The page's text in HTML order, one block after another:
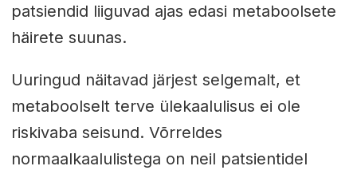
patsiendid liiguvad ajas edasi metaboolsete
häirete suunas.
Uuringud näitavad järjest selgemalt, et
metaboolselt terve ülekaalulisus ei ole
riskivaba seisund. Võrreldes
normaalkaalulistega on neil patsientidel